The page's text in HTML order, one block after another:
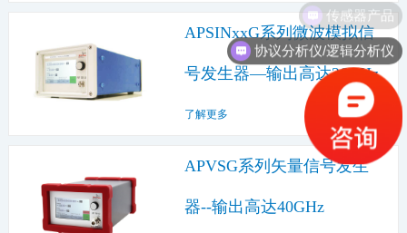
APSINxxG系列微波模拟信
号发生器—输出高达26GHz
了解更多
APVSG系列矢量信号发生
器--输出高达40GHz
传感器产品
协议分析仪/逻辑分析仪